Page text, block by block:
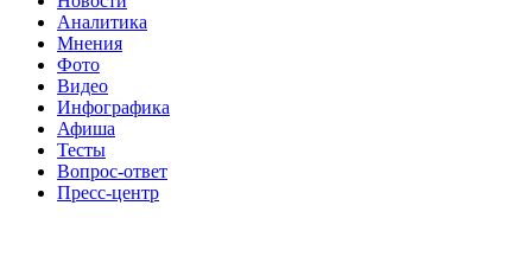
Аналитика
Мнения
Фото
Видео
Инфографика
Афиша
Тесты
Вопрос-ответ
Пресс-центр